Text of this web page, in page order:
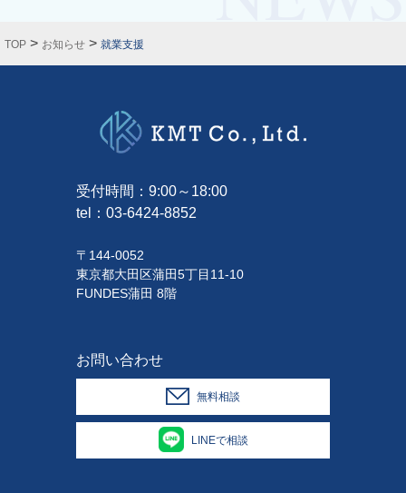
TOP > お知らせ > 就業支援
受付時間：9:00～18:00
tel： 03-6424-8852
〒144-0052
東京都大田区蒲田5丁目11-10
FUNDES蒲田 8階
お問い合わせ
無料相談
LINEで相談